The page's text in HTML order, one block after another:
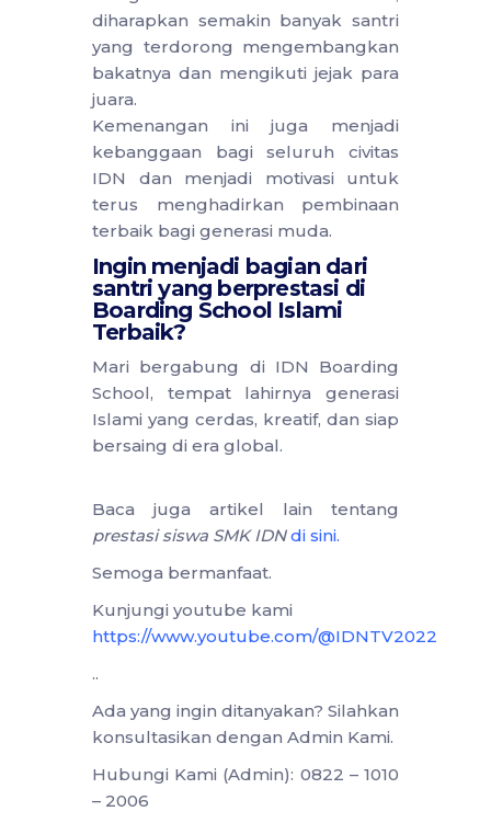
diharapkan semakin banyak santri
yang terdorong mengembangkan
bakatnya dan mengikuti jejak para
juara.
Kemenangan ini juga menjadi
kebanggaan bagi seluruh civitas
IDN dan menjadi motivasi untuk
terus menghadirkan pembinaan
terbaik bagi generasi muda.
Ingin menjadi bagian dari
santri yang berprestasi di
Boarding School Islami
Terbaik?
Mari bergabung di IDN Boarding
School, tempat lahirnya generasi
Islami yang cerdas, kreatif, dan siap
bersaing di era global.
Baca juga artikel lain tentang
prestasi siswa SMK IDN di sini.
Semoga bermanfaat.
Kunjungi youtube kami
https://www.youtube.com/@IDNTV2022
..
Ada yang ingin ditanyakan? Silahkan
konsultasikan dengan Admin Kami.
Hubungi Kami (Admin): 0822 – 1010
– 2006